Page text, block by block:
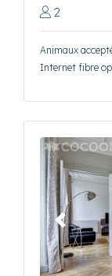
2
Animaux
Internet fibre
Précédent